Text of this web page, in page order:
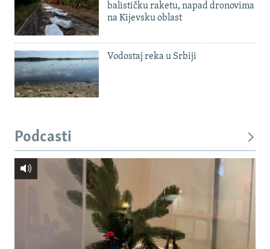
balističku raketu, napad dronovima
na Kijevsku oblast
Vodostaj reka u Srbiji
Podcasti